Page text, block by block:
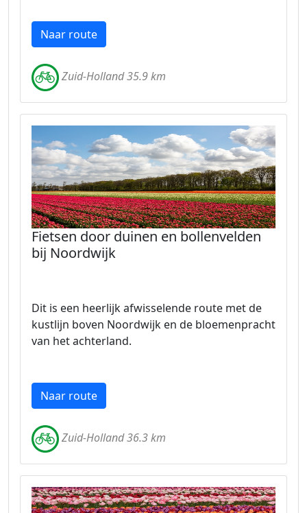
Naar route
Zuid-Holland 35.9 km
Fietsen door duinen en bollenvelden
bij Noordwijk
Dit is een heerlijk afwisselende route met de
kustlijn boven Noordwijk en de bloemenpracht
van het achterland.
Naar route
Zuid-Holland 36.3 km